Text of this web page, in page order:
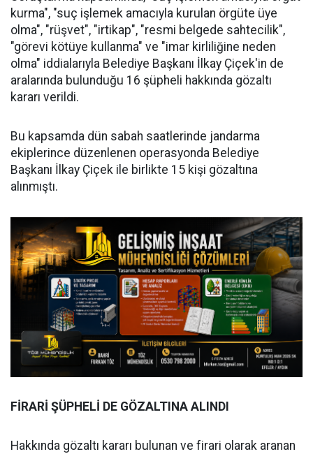
kurma", "suç işlemek amacıyla kurulan örgüte üye
olma", "rüşvet", "irtikap", "resmi belgede sahtecilik",
"görevi kötüye kullanma" ve "imar kirliliğine neden
olma" iddialarıyla Belediye Başkanı İlkay Çiçek'in de
aralarında bulunduğu 16 şüpheli hakkında gözaltı
kararı verildi.
Bu kapsamda dün sabah saatlerinde jandarma
ekiplerince düzenlenen operasyonda Belediye
Başkanı İlkay Çiçek ile birlikte 15 kişi gözaltına
alınmıştı.
FİRARİ ŞÜPHELİ DE GÖZALTINA ALINDI
Hakkında gözaltı kararı bulunan ve firari olarak aranan